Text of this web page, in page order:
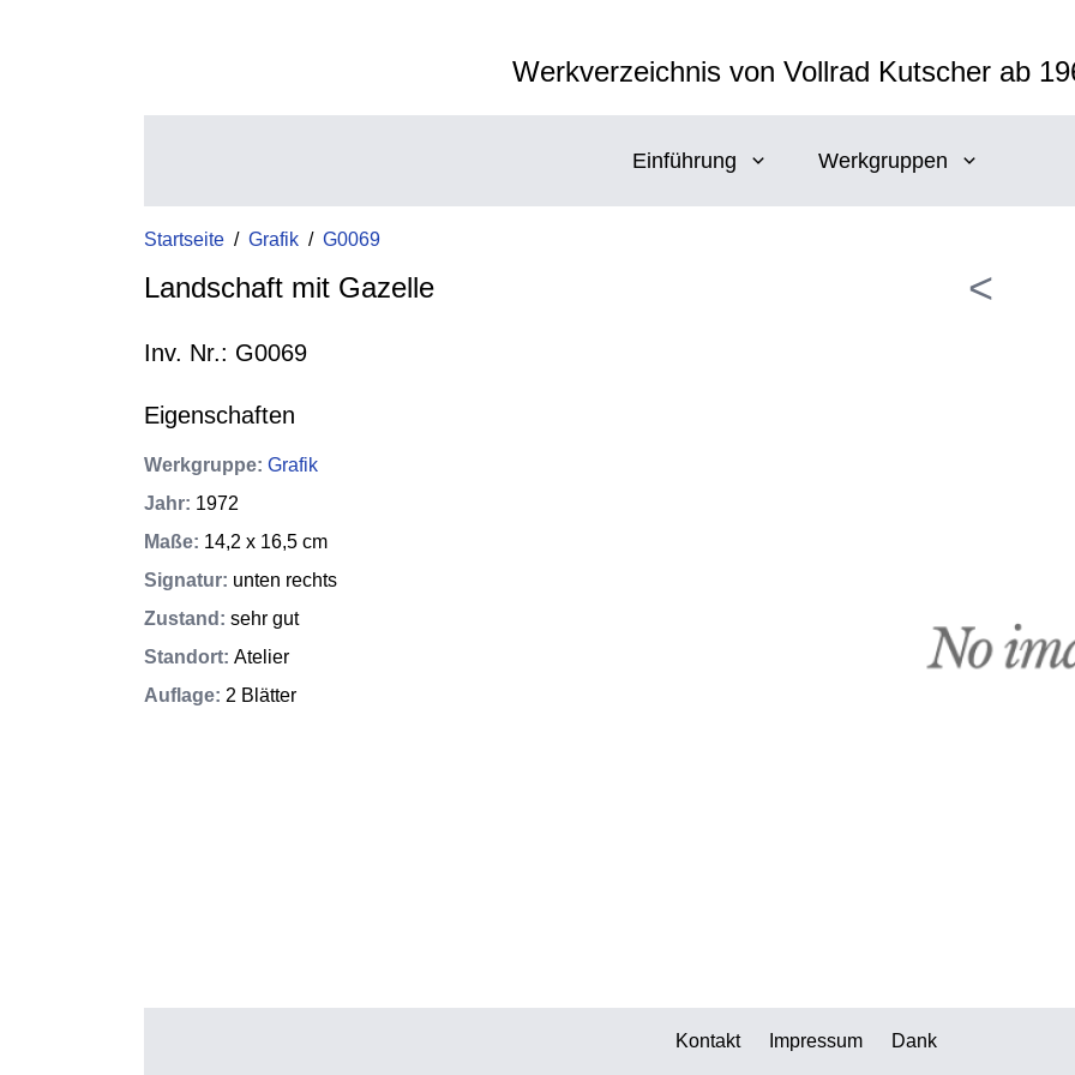
Werkverzeichnis von Vollrad Kutscher ab
Einführung Werkgruppen
Startseite / Grafik / G0069
Landschaft mit Gazelle
Inv. Nr.: G0069
Eigenschaften
Werkgruppe: Grafik
Jahr: 1972
Maße: 14,2 x 16,5 cm
Signatur: unten rechts
Zustand : sehr gut
Standort: Atelier
Auflage: 2 Blätter
<
Kontakt Impressum Dank